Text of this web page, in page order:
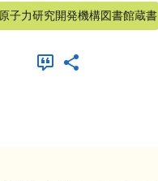
子力研究開発機構図書館蔵書